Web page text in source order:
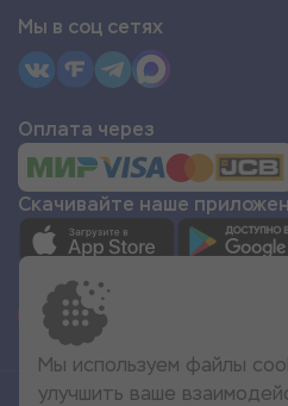
Мы в соц сетях
Оплата через
Скачивайте наше
Мы используем файлы
улучшить ваше